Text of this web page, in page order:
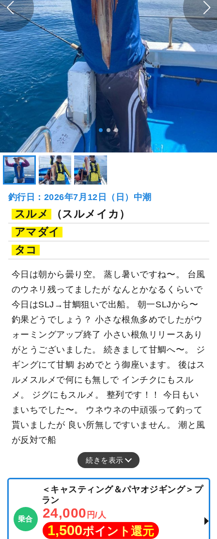
釣行日：2026年7月12日（日）中潮
スルメ
（スルメイカ）
アマダイ
タコ
今日は朝から曇り空。 蒸し暑いですね〜。 台風
のウネリ残ってましたが なんとかなるくらいで
今日はSLJ→甘鯛狙いで出船。 朝一SLJから〜
釣果どうでしょう？ 小さな根魚多めでしたがウ
ォーミングアップ終了 小さい根魚リリースあり
がとうございました。 続きまして甘鯛へ〜。 ジ
ギングにて甘鯛 おめでとう御座います。 後はス
ルメスルメで何にも無しで インチクにもスル
メ。 ジグにもスルメ。 整列です！！ 今日もい
まいちでした〜。 ウネウネの中頑張って釣って
貰いましたが 良い所無しですいません。 潮と風
が反対で船
続きを表示
乗合
＜キャスティング＆パヤオジギング＞プ
ラン
24,000 円/人
1,500ポイント還元